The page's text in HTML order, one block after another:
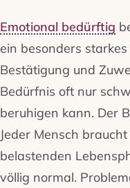
Emotional bedürftig
ein besonders
Bestätigung und
Bedürfnis oft nur
beruhigen kann. Der
Jeder Mensch
belastenden
völlig normal.